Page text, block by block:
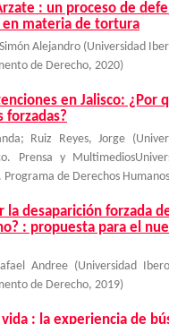
: un proceso de
en materia de tortura
Alejandro (Universidad
de Derecho, 2020)
en Jalisco: ¿Por
forzadas?
; Ruiz Reyes, Jorge (
Prensa y
Programa de Derechos Humanos
la desaparición forzada
: propuesta para el
Andree (Universidad
de Derecho, 2019)
: la experiencia de